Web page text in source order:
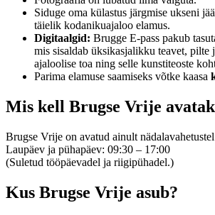
Siduge oma külastus järgmise ukseni
täielik kodanikuajaloo elamus.
Digitaalgid: Brugge E-pass pakub
mis sisaldab üksikasjalikku teavet, pilte
ajaloolise toa ning selle kunstiteoste
Parima elamuse saamiseks võtke kaasa
Mis kell Brugse Vrije
Brugse Vrije on avatud ainult
Laupäev ja pühapäev: 09:30 – 17:00
(Suletud tööpäevadel ja riigipühadel.)
Kus Brugse Vrije asub?